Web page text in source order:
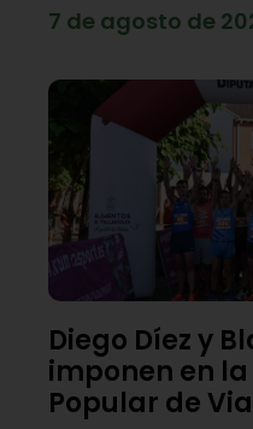
7 de agosto de
Diego Díez y
imponen en
Popular de